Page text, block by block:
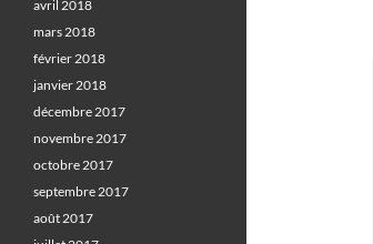
avril 2018
mars 2018
février 2018
janvier 2018
décembre 2017
novembre 2017
octobre 2017
septembre 2017
août 2017